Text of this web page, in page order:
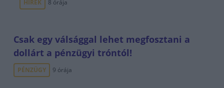
HÍREK 8 órája
Csak egy válsággal lehet megfosztani a
dollárt a pénzügyi tróntól!
PÉNZÜGY 9 órája